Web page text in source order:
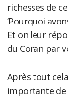
richesses de
‘Pourquoi
Et on leur
du Coran par
Après tout
importante de